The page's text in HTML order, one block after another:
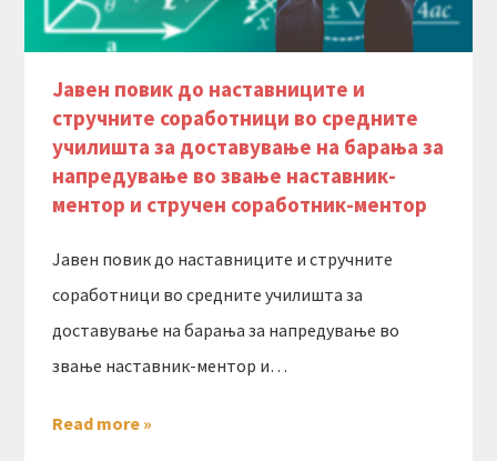
Јавен повик до наставниците и
стручните соработници во средните
училишта за доставување на барања за
напредување во звање наставник-
ментор и стручен соработник-ментор
Јавен повик до наставниците и стручните
соработници во средните училишта за
доставување на барања за напредување во
звање наставник-ментор и…
Read more »